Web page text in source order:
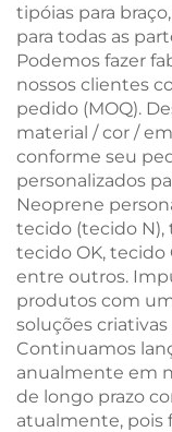
tipóias para
para todas as
Podemos fazer
nossos clientes
pedido (MOQ).
material / cor /
conforme seu
personalizados
Neoprene
tecido (tecido N),
tecido OK, tecido
entre outros.
produtos com
soluções
Continuamos
anualmente em
de longo prazo
atualmente, pois